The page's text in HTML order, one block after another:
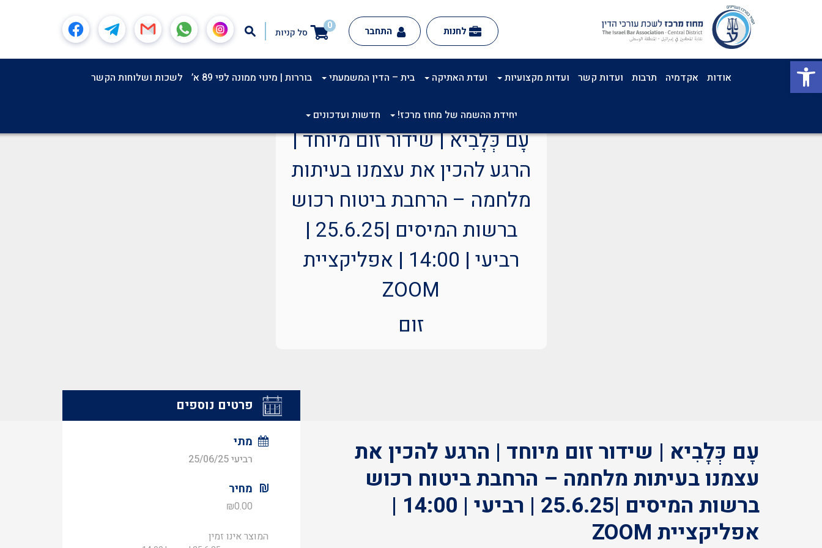
פתח סרגל נגישות
0
סל קניות לחנות התחבר
אודות אקדמיה תרבות ועדות קשר ועדות מקצועיות ועדת האתיקה בית – הדין המשמעתי בוררות | מינוי ממונה לפי 89 א’ לשכות ושלוחות הקשר
יחידת ההשמה של מחוז מרכז! חדשות ועדכונים
עָם כְּלָבִיא | שידור זום מיוחד |
הרגע להכין את עצמנו בעיתות
מלחמה – הרחבת ביטוח רכוש
ברשות המיסים |25.6.25 |
רביעי | 14:00 | אפליקציית
ZOOM
זום
עָם כְּלָבִיא | שידור זום מיוחד | הרגע להכין את
עצמנו בעיתות מלחמה – הרחבת ביטוח רכוש
ברשות המיסים |25.6.25 | רביעי | 14:00 |
אפליקציית ZOOM
פרטים נוספים
מתי
רביעי 25/06/25
מחיר
₪0.00
המוצר אינו זמין